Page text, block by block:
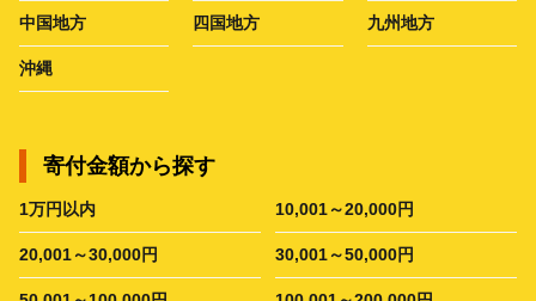
中国地方 四国地方 九州地方
沖縄
寄付金額から探す
1万円以内 10,001～20,000円
20,001～30,000円 30,001～50,000円